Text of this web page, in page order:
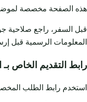
هذه الصفحة مخصصة لموضوع
قبل السفر، راجع صلاحية
المعلومات الرسمية قبل
رابط التقديم الخاص بـ
استخدم رابط الطلب